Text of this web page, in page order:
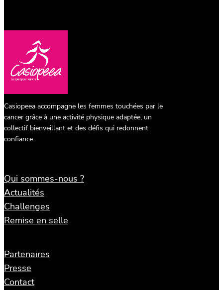
Casiopeea accompagne les femmes touchées par le
cancer grâce à une activité physique adaptée, un
collectif bienveillant et des défis qui redonnent
confiance.
Qui sommes-nous ?
Actualités
Challenges
Remise en selle
Partenaires
Presse
Contact